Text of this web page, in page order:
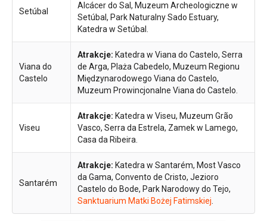
Setúbal
Alcácer do Sal, Muzeum Archeologiczne w
Setúbal, Park Naturalny Sado Estuary,
Katedra w Setúbal.
Viana do
Castelo
Atrakcje: Katedra w Viana do Castelo, Serra
de Arga, Plaża Cabedelo, Muzeum Regionu
Międzynarodowego Viana do Castelo,
Muzeum Prowincjonalne Viana do Castelo.
Viseu
Atrakcje: Katedra w Viseu, Muzeum Grão
Vasco, Serra da Estrela, Zamek w Lamego,
Casa da Ribeira.
Santarém
Atrakcje: Katedra w Santarém, Most Vasco
da Gama, Convento de Cristo, Jezioro
Castelo do Bode, Park Narodowy do Tejo,
Sanktuarium Matki Bożej Fatimskiej.